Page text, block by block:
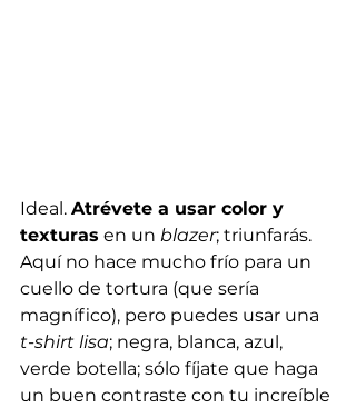
Ideal. Atrévete a usar color y
texturas en un blazer; triunfarás.
Aquí no hace mucho frío para un
cuello de tortura (que sería
magnífico), pero puedes usar una
t-shirt lisa; negra, blanca, azul,
verde botella; sólo fíjate que haga
un buen contraste con tu increíble